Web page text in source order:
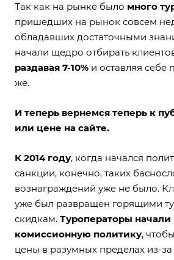
Так как на рынке было много
пришедших на рынок совсем
обладавших достаточными
начали щедро отбирать
раздавая 7-10% и оставляя себе
же.
И теперь вернемся теперь к
или цене на сайте.
К 2014 году, когда начался
санкции, конечно, таких
вознаграждений уже не было.
уже был развращен горящими
скидкам. Туроператоры начали
комиссионную политику,
цены в разумных пределах из-за